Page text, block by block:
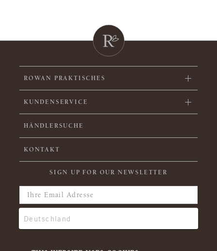
ROWAN PRAKTISCHES
KUNDENSERVICE
HÄNDLERSUCHE
KONTAKT
SIGN UP FOR OUR NEWSLETTER